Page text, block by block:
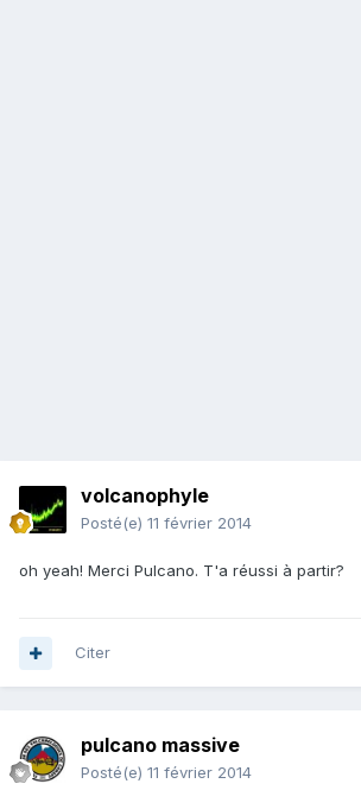
volcanophyle
Posté(e) 11 février 2014
oh yeah! Merci Pulcano. T'a réussi à partir?
Citer
pulcano massive
Posté(e) 11 février 2014